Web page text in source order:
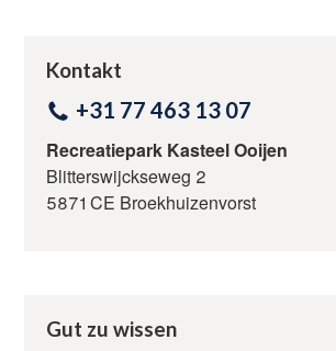
Kontaktieren Sie uns
+31 77 463 13 07
Kontakt
Kontakt
+31 77 463 13 07
Recreatiepark Kasteel Ooijen
Blitterswijckseweg 2
5871 CE Broekhuizenvorst
Gut zu wissen